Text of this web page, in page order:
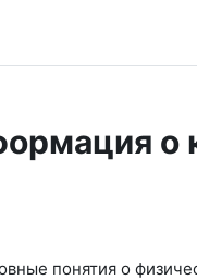
о
понятия о